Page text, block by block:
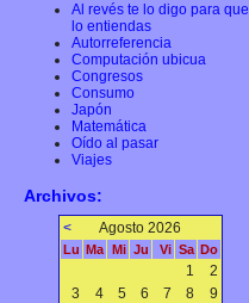
Al revés te lo digo para que
lo entiendas
Autorreferencia
Computación ubicua
Congresos
Consumo
Japón
Matemática
Oído al pasar
Viajes
Archivos:
< Agosto 2026
Lu Ma Mi Ju Vi Sa Do
1
2
3
4 5 6 7 8
9